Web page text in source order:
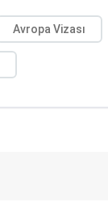
Avropa Vizası